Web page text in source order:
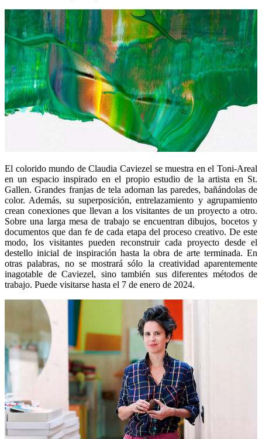
El colorido mundo de Claudia Caviezel se muestra en el Toni-Areal
en un espacio inspirado en el propio estudio de la artista en St.
Gallen. Grandes franjas de tela adornan las paredes, bañándolas de
color. Además, su superposición, entrelazamiento y agrupamiento
crean conexiones que llevan a los visitantes de un proyecto a otro.
Sobre una larga mesa de trabajo se encuentran dibujos, bocetos y
documentos que dan fe de cada etapa del proceso creativo. De este
modo, los visitantes pueden reconstruir cada proyecto desde el
destello inicial de inspiración hasta la obra de arte terminada. En
otras palabras, no se mostrará sólo la creatividad aparentemente
inagotable de Caviezel, sino también sus diferentes métodos de
trabajo. Puede visitarse hasta el 7 de enero de 2024.